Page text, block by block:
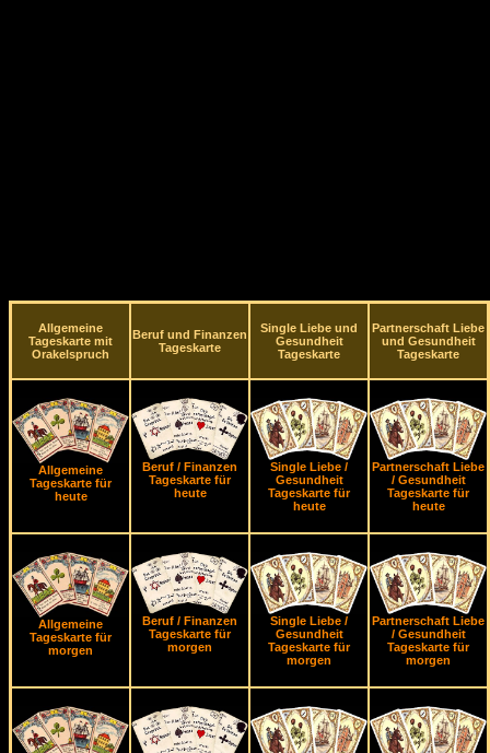
Allgemeine
Tageskarte mit
Orakelspruch
Beruf und Finanzen
Tageskarte
Single Liebe und
Gesundheit
Tageskarte
Partnerschaft Liebe
und Gesundheit
Tageskarte
Allgemeine
Tageskarte für
heute
Beruf / Finanzen
Tageskarte für
heute
Single Liebe /
Gesundheit
Tageskarte für
heute
Partnerschaft Liebe
/ Gesundheit
Tageskarte für
heute
Allgemeine
Tageskarte für
morgen
Beruf / Finanzen
Tageskarte für
morgen
Single Liebe /
Gesundheit
Tageskarte für
morgen
Partnerschaft Liebe
/ Gesundheit
Tageskarte für
morgen